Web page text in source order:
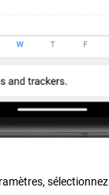
sélectionnez